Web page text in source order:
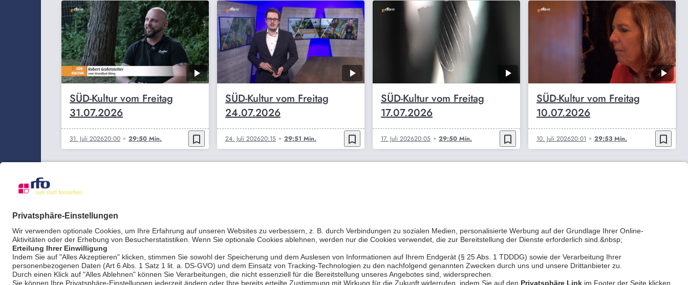
SÜD-Kultur vom Freitag
31.07.2026
31. Juli 202620:00 29:50 Min. bookmark_border
SÜD-Kultur vom Freitag
24.07.2026
24. Juli 202620:15 29:51 Min. bookmark_border
SÜD-Kultur vom Freitag
17.07.2026
17. Juli 202620:05 29:50 Min. bookmark_border
SÜD-Kultur vom Freitag
10.07.2026
10. Juli 202620:01 29:53 Min. bookmark_border